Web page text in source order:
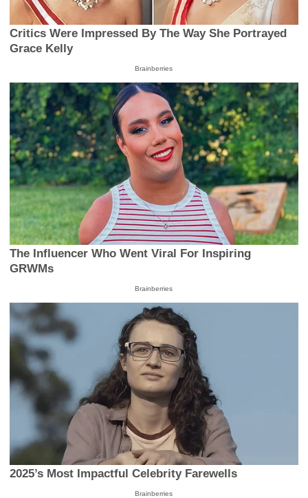
Critics Were Impressed By The Way She Portrayed
Grace Kelly
Brainberries
The Influencer Who Went Viral For Inspiring
GRWMs
Brainberries
2025’s Most Impactful Celebrity Farewells
Brainberries